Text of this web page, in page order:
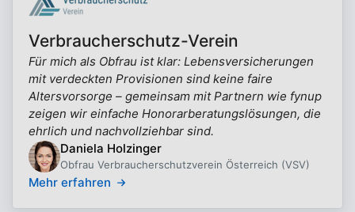
Verbraucherschutz-Verein
Für mich als Obfrau ist klar: Lebensversicherungen
mit verdeckten Provisionen sind keine faire
Altersvorsorge – gemeinsam mit Partnern wie fynup
zeigen wir einfache Honorarberatungslösungen, die
ehrlich und nachvollziehbar sind.
Daniela Holzinger
Obfrau Verbraucherschutzverein Österreich (VSV)
Mehr erfahren